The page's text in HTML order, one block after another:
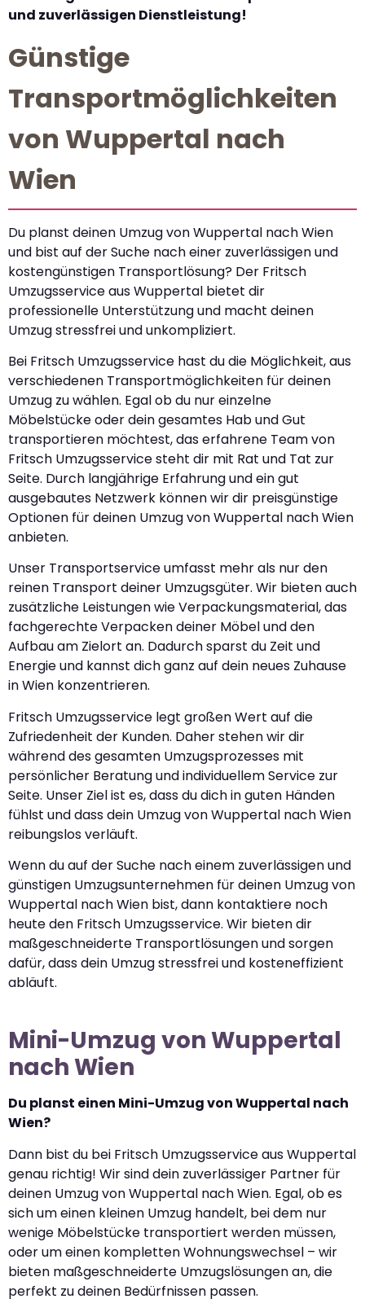
und zuverlässigen Dienstleistung!
Günstige
Transportmöglichkeiten
von Wuppertal nach
Wien
Du planst deinen Umzug von Wuppertal nach Wien
und bist auf der Suche nach einer zuverlässigen und
kostengünstigen Transportlösung? Der Fritsch
Umzugsservice aus Wuppertal bietet dir
professionelle Unterstützung und macht deinen
Umzug stressfrei und unkompliziert.
Bei Fritsch Umzugsservice hast du die Möglichkeit, aus
verschiedenen Transportmöglichkeiten für deinen
Umzug zu wählen. Egal ob du nur einzelne
Möbelstücke oder dein gesamtes Hab und Gut
transportieren möchtest, das erfahrene Team von
Fritsch Umzugsservice steht dir mit Rat und Tat zur
Seite. Durch langjährige Erfahrung und ein gut
ausgebautes Netzwerk können wir dir preisgünstige
Optionen für deinen Umzug von Wuppertal nach Wien
anbieten.
Unser Transportservice umfasst mehr als nur den
reinen Transport deiner Umzugsgüter. Wir bieten auch
zusätzliche Leistungen wie Verpackungsmaterial, das
fachgerechte Verpacken deiner Möbel und den
Aufbau am Zielort an. Dadurch sparst du Zeit und
Energie und kannst dich ganz auf dein neues Zuhause
in Wien konzentrieren.
Fritsch Umzugsservice legt großen Wert auf die
Zufriedenheit der Kunden. Daher stehen wir dir
während des gesamten Umzugsprozesses mit
persönlicher Beratung und individuellem Service zur
Seite. Unser Ziel ist es, dass du dich in guten Händen
fühlst und dass dein Umzug von Wuppertal nach Wien
reibungslos verläuft.
Wenn du auf der Suche nach einem zuverlässigen und
günstigen Umzugsunternehmen für deinen Umzug von
Wuppertal nach Wien bist, dann kontaktiere noch
heute den Fritsch Umzugsservice. Wir bieten dir
maßgeschneiderte Transportlösungen und sorgen
dafür, dass dein Umzug stressfrei und kosteneffizient
abläuft.
Mini-Umzug von Wuppertal
nach Wien
Du planst einen Mini-Umzug von Wuppertal nach
Wien?
Dann bist du bei Fritsch Umzugsservice aus Wuppertal
genau richtig! Wir sind dein zuverlässiger Partner für
deinen Umzug von Wuppertal nach Wien. Egal, ob es
sich um einen kleinen Umzug handelt, bei dem nur
wenige Möbelstücke transportiert werden müssen,
oder um einen kompletten Wohnungswechsel – wir
bieten maßgeschneiderte Umzugslösungen an, die
perfekt zu deinen Bedürfnissen passen.